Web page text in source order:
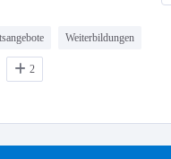
Weiterbildungen
2